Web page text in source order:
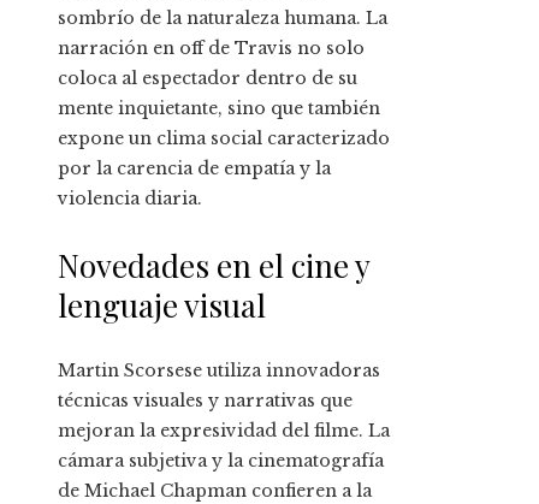
sombrío de la naturaleza humana. La
narración en off de Travis no solo
coloca al espectador dentro de su
mente inquietante, sino que también
expone un clima social caracterizado
por la carencia de empatía y la
violencia diaria.
Novedades en el cine y
lenguaje visual
Martin Scorsese utiliza innovadoras
técnicas visuales y narrativas que
mejoran la expresividad del filme. La
cámara subjetiva y la cinematografía
de Michael Chapman confieren a la